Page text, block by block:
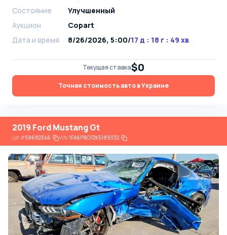
Состояние
Улучшенный
Аукцион
Copart
Дата и время
8/26/2026, 5:00/17 д : 18 г : 49 хв
Текущая ставка$0
Точная стоимость авто в Украине
2019 Ford Mustang Gt
Lot#59682346 VIN:1FA6P8CF2K5189332